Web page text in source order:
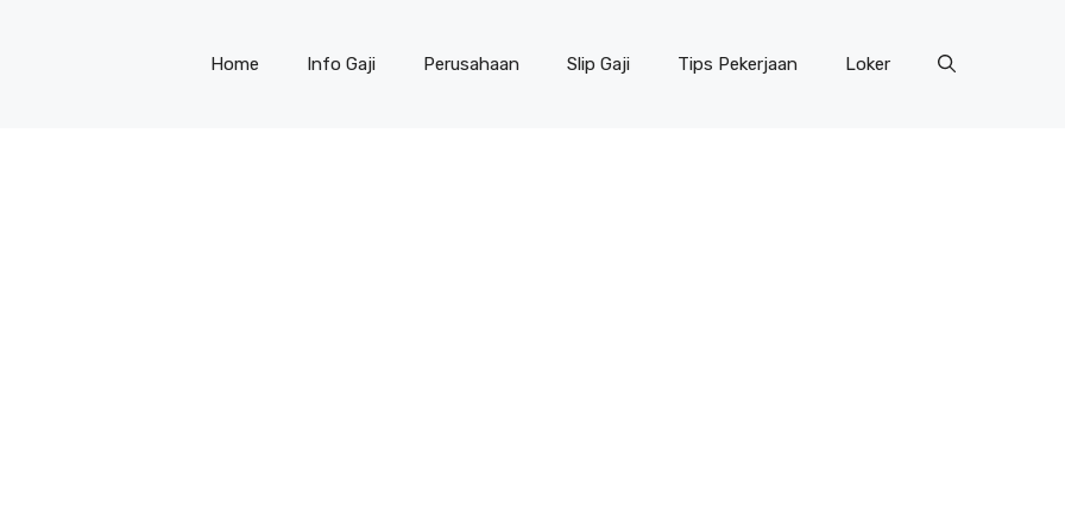
Home Info Gaji Perusahaan Slip Gaji Tips Pekerjaan Loker